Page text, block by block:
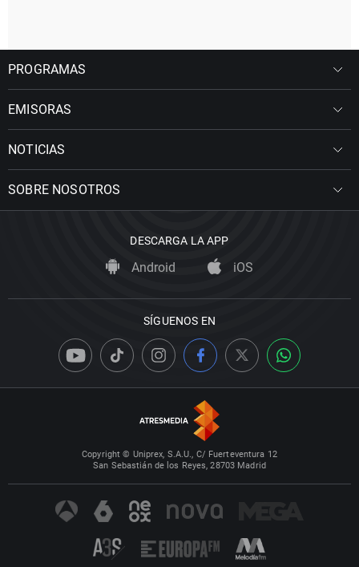
PROGRAMAS
EMISORAS
NOTICIAS
SOBRE NOSOTROS
DESCARGA LA APP
Android iOS
SÍGUENOS EN
Copyright © Uniprex, S.A.U., C/ Fuerteventura 12
San Sebastián de los Reyes, 28703 Madrid